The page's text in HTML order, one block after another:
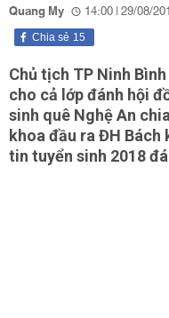
Quang My 14:00 | 29/08/
15
Chia sẻ
Chủ tịch TP Ninh
cho cả lớp đánh hội
sinh quê Nghệ An
khoa đầu ra ĐH
tin tuyển sinh 2018